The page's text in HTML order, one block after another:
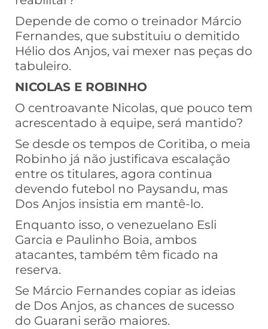
Depende de como o treinador Márcio
Fernandes, que substituiu o demitido
Hélio dos Anjos, vai mexer nas peças do
tabuleiro.
NICOLAS E ROBINHO
O centroavante Nicolas, que pouco tem
acrescentado à equipe, será mantido?
Se desde os tempos de Coritiba, o meia
Robinho já não justificava escalação
entre os titulares, agora continua
devendo futebol no Paysandu, mas
Dos Anjos insistia em mantê-lo.
Enquanto isso, o venezuelano Esli
Garcia e Paulinho Boia, ambos
atacantes, também têm ficado na
reserva.
Se Márcio Fernandes copiar as ideias
de Dos Anjos, as chances de sucesso
do Guarani serão maiores.